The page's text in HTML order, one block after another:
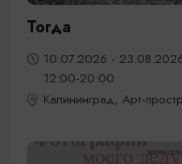
Тогда
10.07.2026 -
12:00-20:00
Калининград, Арт-